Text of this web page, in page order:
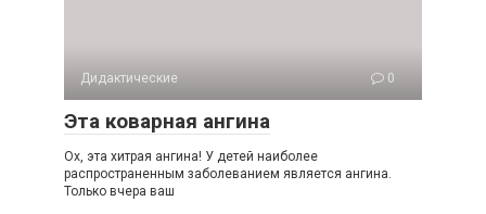
Дидактические 0
Эта коварная ангина
Ох, эта хитрая ангина! У детей наиболее
распространенным заболеванием является ангина.
Только вчера ваш